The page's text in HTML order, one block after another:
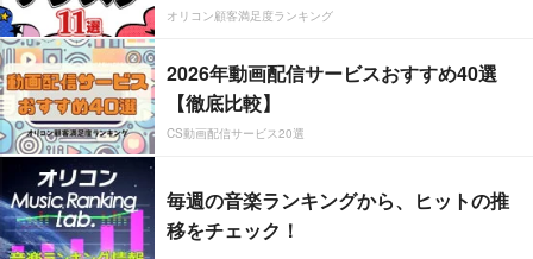
オリコン顧客満足度ランキング
2026年動画配信サービスおすすめ40選
【徹底比較】
CS動画配信サービス20選
毎週の音楽ランキングから、ヒットの推
移をチェック！